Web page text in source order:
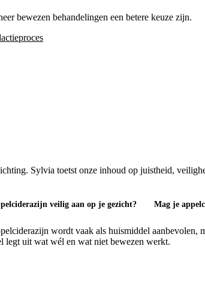
bewezen behandelingen een betere keuze zijn.
Sylvia toetst onze inhoud op juistheid,
veilig aan op je gezicht? Mag je
wordt vaak als huismiddel aanbevolen,
legt uit wat wél en wat niet bewezen werkt.